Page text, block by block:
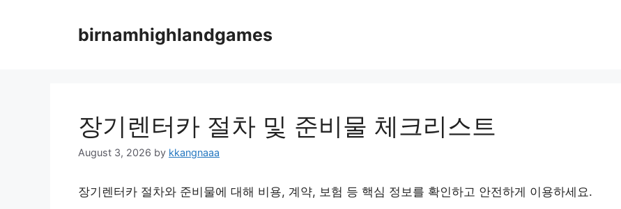
birnamhighlandgames
장기렌터카 절차 및 준비물 체크리스트
August 3, 2026 by kkangnaaa
장기렌터카 절차와 준비물에 대해 비용, 계약, 보험 등 핵심 정보를 확인하고 안전하게 이용하세요.